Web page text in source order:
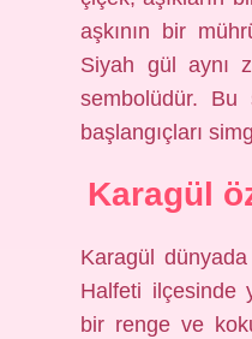
aşkının bir
Siyah gül aynı
sembolüdür. Bu
başlangıçları
Karagül
Karagül dünyada
Halfeti ilçesinde
bir renge ve